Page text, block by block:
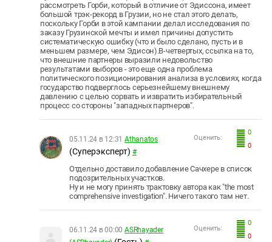
рассмотреть Горби, который в отличие от Эдиссона, имеет
большой трэк-рекорд в Грузии, но не стал этого делать,
поскольку Горби в этой кампании делал исследования по
заказу Грузинской мечты и имел причины допустить
систематическую ошибку (что и было сделано, пусть и в
меньшем размере, чем Эдисон). В-четвертых, ссылка на то,
что внешние партнеры выразили недовольство
результатами выборов - это еще одна проблема
политического позиционирования анализа в условиях, когда
государство подверглось серьезнейшему внешнему
давлению с целью сорвать и извратить избирательный
процесс со стороны "западных партнеров".
0
0
Оценить:
05.11.24 в 12:31 Athanatos
(Суперэксперт) #
Отдельно доставило добавление Сачхере в список
подозрительных участков.
Ну и не могу принять трактовку автора как "the most
comprehensive investigation". Ничего такого там нет.
0
0
Оценить:
06.11.24 в 00:00 ASRhayader